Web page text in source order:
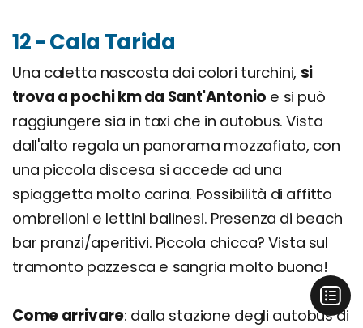
12 - Cala Tarida
Una caletta nascosta dai colori turchini, si
trova a pochi km da Sant'Antonio e si può
raggiungere sia in taxi che in autobus. Vista
dall'alto regala un panorama mozzafiato, con
una piccola discesa si accede ad una
spiaggetta molto carina. Possibilità di affitto
ombrelloni e lettini balinesi. Presenza di beach
bar pranzi/aperitivi. Piccola chicca? Vista sul
tramonto pazzesca e sangria molto buona!
Come arrivare: dalla stazione degli autobus di